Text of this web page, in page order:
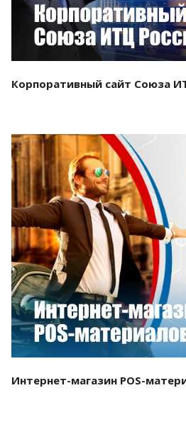
Корпоративный сайт Союза
Смотреть
Интернет-магазин POS-